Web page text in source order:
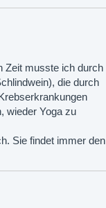
Zeit musste ich durch
die durch
wieder Yoga zu
Sie findet immer den